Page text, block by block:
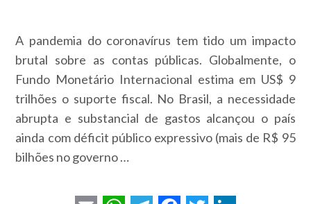
A pandemia do coronavírus tem tido um impacto
brutal sobre as contas públicas. Globalmente, o
Fundo Monetário Internacional estima em US$ 9
trilhões o suporte fiscal. No Brasil, a necessidade
abrupta e substancial de gastos alcançou o país
ainda com déficit público expressivo (mais de R$ 95
bilhões no governo …